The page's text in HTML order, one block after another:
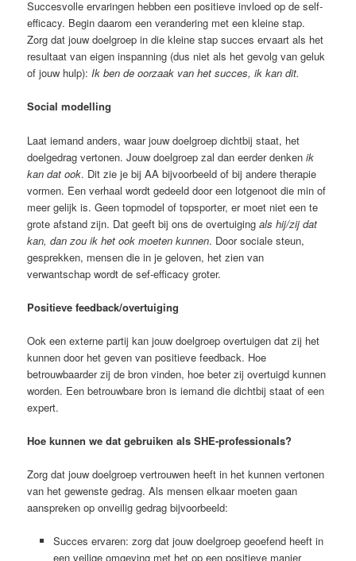
Succesvolle ervaringen hebben een positieve invloed op de self-
efficacy. Begin daarom een verandering met een kleine stap.
Zorg dat jouw doelgroep in die kleine stap succes ervaart als het
resultaat van eigen inspanning (dus niet als het gevolg van geluk
of jouw hulp):Ik ben de oorzaak van het succes, ik kan dit.
Social modelling
Laat iemand anders, waar jouw doelgroep dichtbij staat, het
doelgedrag vertonen. Jouw doelgroep zal dan eerder denkenik
kan dat ook. Dit zie je bij AA bijvoorbeeld of bij andere therapie
vormen. Een verhaal wordt gedeeld door een lotgenoot die min of
meer gelijk is. Geen topmodel of topsporter, er moet niet een te
grote afstand zijn. Dat geeft bij ons de overtuigingals hij/zij dat
kan, dan zou ik het ook moeten kunnen. Door sociale steun,
gesprekken, mensen die in je geloven, het zien van
verwantschap wordt de sef-efficacy groter.
Positieve feedback/overtuiging
Ook een externe partij kan jouw doelgroep overtuigen dat zij het
kunnen door het geven van positieve feedback. Hoe
betrouwbaarder zij de bron vinden, hoe beter zij overtuigd kunnen
worden. Een betrouwbare bron is iemand die dichtbij staat of een
expert.
Hoe kunnen we dat gebruiken als SHE-professionals?
Zorg dat jouw doelgroep vertrouwen heeft in het kunnen vertonen
van het gewenste gedrag. Als mensen elkaar moeten gaan
aanspreken op onveilig gedrag bijvoorbeeld:
Succes ervaren: zorg dat jouw doelgroep geoefend heeft in
een veilige omgeving met het op een positieve manier